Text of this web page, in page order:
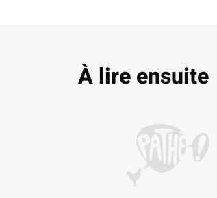
À lire ensuite